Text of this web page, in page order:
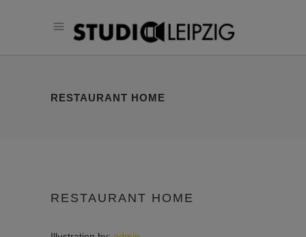
RESTAURANT HOME
RESTAURANT HOME